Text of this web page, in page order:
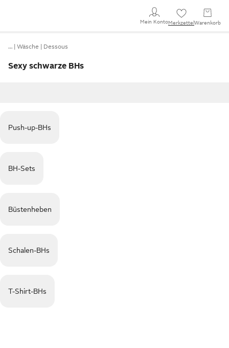
Mein KontoMerkzettel Warenkorb
… Wäsche Dessous
Sexy schwarze BHs
Push-up-BHs
BH-Sets
Büstenheben
Schalen-BHs
T-Shirt-BHs